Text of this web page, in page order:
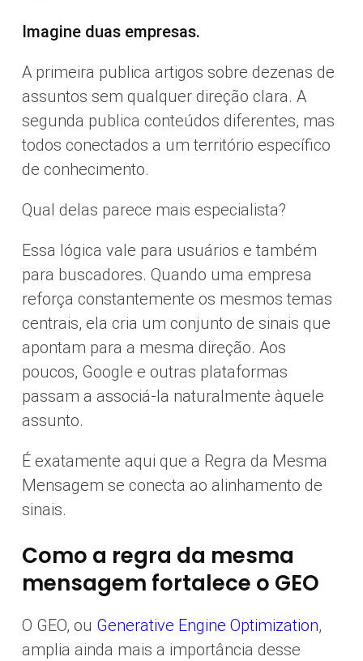
Imagine duas empresas.
A primeira publica artigos sobre dezenas de
assuntos sem qualquer direção clara. A
segunda publica conteúdos diferentes, mas
todos conectados a um território específico
de conhecimento.
Qual delas parece mais especialista?
Essa lógica vale para usuários e também
para buscadores. Quando uma empresa
reforça constantemente os mesmos temas
centrais, ela cria um conjunto de sinais que
apontam para a mesma direção. Aos
poucos, Google e outras plataformas
passam a associá-la naturalmente àquele
assunto.
É exatamente aqui que a Regra da Mesma
Mensagem se conecta ao alinhamento de
sinais.
Como a regra da mesma
mensagem fortalece o GEO
O GEO, ou Generative Engine Optimization,
amplia ainda mais a importância desse